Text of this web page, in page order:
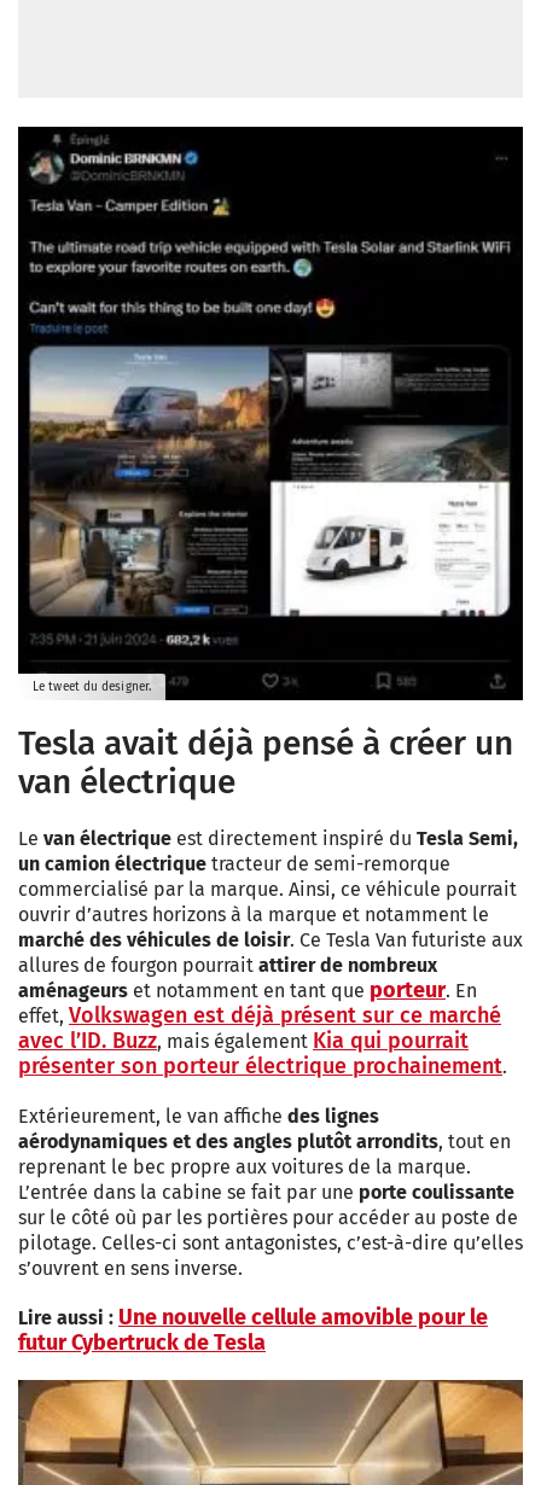
Le tweet du designer.
Tesla avait déjà pensé à créer un
van électrique
Le van électrique est directement inspiré du Tesla Semi,
un camion électrique tracteur de semi-remorque
commercialisé par la marque. Ainsi, ce véhicule pourrait
ouvrir d’autres horizons à la marque et notamment le
marché des véhicules de loisir. Ce Tesla Van futuriste aux
allures de fourgon pourrait attirer de nombreux
aménageurs et notamment en tant que porteur. En
effet, Volkswagen est déjà présent sur ce marché
avec l’ID. Buzz, mais également Kia qui pourrait
présenter son porteur électrique prochainement.
Extérieurement, le van affiche des lignes
aérodynamiques et des angles plutôt arrondits, tout en
reprenant le bec propre aux voitures de la marque.
L’entrée dans la cabine se fait par une porte coulissante
sur le côté où par les portières pour accéder au poste de
pilotage. Celles-ci sont antagonistes, c’est-à-dire qu’elles
s’ouvrent en sens inverse.
Lire aussi : Une nouvelle cellule amovible pour le
futur Cybertruck de Tesla